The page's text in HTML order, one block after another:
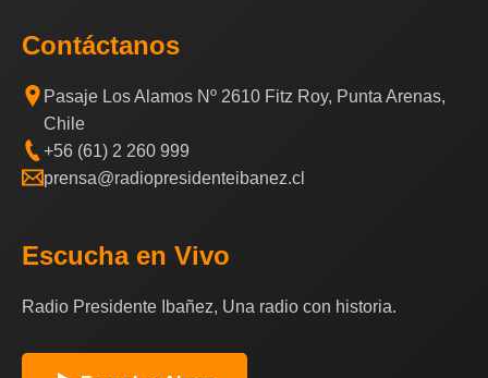
Contáctanos
Pasaje Los Alamos Nº 2610 Fitz Roy, Punta Arenas,
Chile
+56 (61) 2 260 999
prensa@radiopresidenteibanez.cl
Escucha en Vivo
Radio Presidente Ibañez, Una radio con historia.